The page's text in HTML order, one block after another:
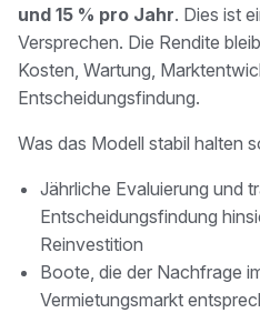
und 15 % pro Jahr. Dies ist
Versprechen. Die Rendite
Kosten, Wartung,
Entscheidungsfindung.
Was das Modell stabil halten
Jährliche Evaluierung und
Entscheidungsfindung
Reinvestition
Boote, die der Nachfrage
Vermietungsmarkt